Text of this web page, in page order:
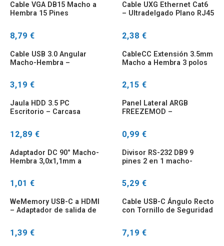
Cable VGA DB15 Macho a
Hembra 15 Pines
8,79 €
Cable UXG Ethernet Cat6
– Ultradelgado Plano RJ45
2,38 €
Cable USB 3.0 Angular
Macho-Hembra –
3,19 €
CableCC Extensión 3.5mm
Macho a Hembra 3 polos
2,15 €
Jaula HDD 3.5 PC
Escritorio – Carcasa
12,89 €
Panel Lateral ARGB
FREEZEMOD –
0,99 €
Adaptador DC 90° Macho-
Hembra 3,0x1,1mm a
1,01 €
Divisor RS-232 DB9 9
pines 2 en 1 macho-
5,29 €
WeMemory USB-C a HDMI
– Adaptador de salida de
1,39 €
Cable USB-C Ángulo Recto
con Tornillo de Seguridad
7,19 €